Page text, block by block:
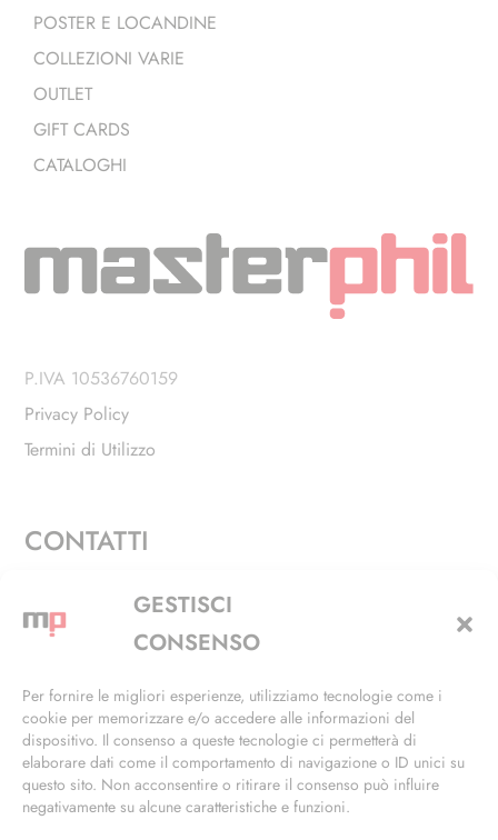
GESTISCI
CONSENSO
Per fornire le migliori esperienze, utilizziamo tecnologie come i
cookie per memorizzare e/o accedere alle informazioni del
dispositivo. Il consenso a queste tecnologie ci permetterà di
elaborare dati come il comportamento di navigazione o ID unici su
questo sito. Non acconsentire o ritirare il consenso può influire
negativamente su alcune caratteristiche e funzioni.
POSTER E LOCANDINE
COLLEZIONI VARIE
OUTLET
GIFT CARDS
CATALOGHI
P.IVA 10536760159
Privacy Policy
Termini di Utilizzo
CONTATTI
Via Alfieri, 27 - Trezzano Sul Naviglio (MI)
+39 02 4846 3155
info@masterphil.it